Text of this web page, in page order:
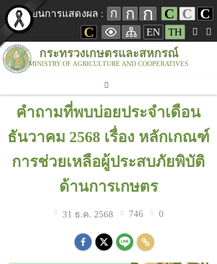
เปลี่ยนการแสดงผล : ก ก ก C C C
C
EN TH
กระทรวงเกษตรและสหกรณ์
MINISTRY OF AGRICULTURE AND COOPERATIVES
คำถามที่พบบ่อยประจำเดือน
ธันวาคม 2568 เรื่อง หลักเกณฑ์
การช่วยเหลือผู้ประสบภัยพิบัติ
ด้านการเกษตร
31 ธ.ค. 2568 746 0